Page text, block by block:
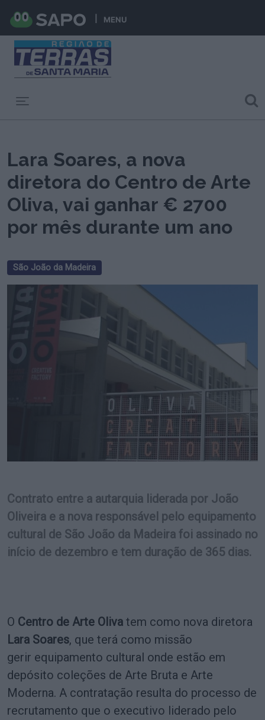
MENU
Lara Soares, a nova
diretora do Centro de Arte
Oliva, vai ganhar € 2700
por mês durante um ano
São João da Madeira
Contrato entre a autarquia liderada por João
Oliveira e a nova responsável pelo equipamento
cultural de São João da Madeira foi assinado no
início de dezembro e tem duração de 365 dias.
O Centro de Arte Oliva tem como nova diretora
Lara Soares, que terá como missão
gerir equipamento cultural onde estão em
depósito coleções de Arte Bruta e Arte
Moderna. A contratação resulta do processo de
recrutamento que o executivo liderado pelo